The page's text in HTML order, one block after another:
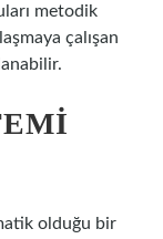
metodik
çalışan
olduğu bir